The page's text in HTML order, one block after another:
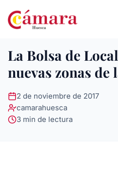
La Bolsa de
nuevas zonas de
2 de noviembre de 2017
camarahuesca
3 min de lectura